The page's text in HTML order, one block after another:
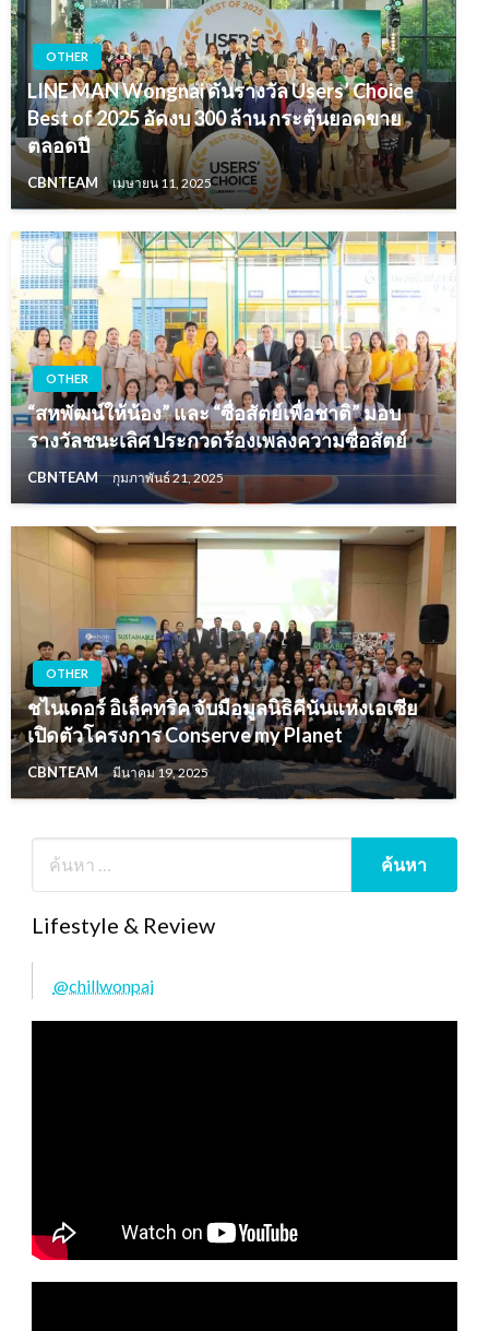
OTHER
LINE MAN Wongnai ดันรางวัล Users’ Choice
Best of 2025 อัดงบ 300 ล้าน กระตุ้นยอดขาย
ตลอดปี
CBNTEAM เมษายน 11, 2025
OTHER
“สหพัฒน์ให้น้อง” และ “ซื่อสัตย์เพื่อชาติ” มอบ
รางวัลชนะเลิศ ประกวดร้องเพลงความซื่อสัตย์
CBNTEAM กุมภาพันธ์ 21, 2025
OTHER
ชไนเดอร์ อิเล็คทริค จับมือมูลนิธิคีนันแห่งเอเซีย
เปิดตัวโครงการ Conserve my Planet
CBNTEAM มีนาคม 19, 2025
Lifestyle & Review
@chillwonpai